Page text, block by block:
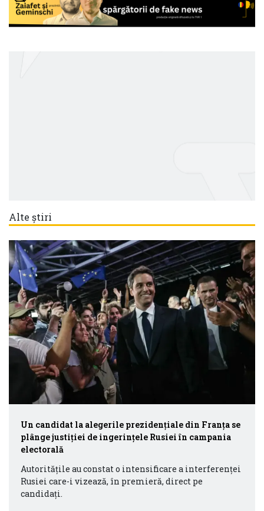
Alte știri
Un candidat la alegerile prezidenţiale din Franţa se
plânge justiţiei de ingerinţele Rusiei în campania
electorală
Autorităţile au constat o intensificare a interferenței
Rusiei care-i vizează, în premieră, direct pe
candidaţi.